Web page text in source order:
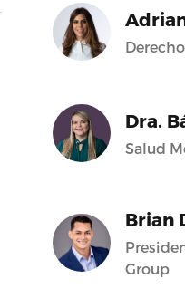
Dra.
Salud
Brian
Group